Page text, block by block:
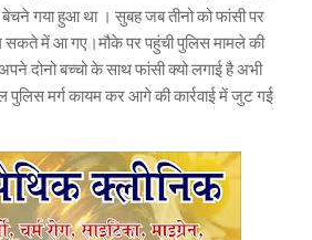
गया हुआ था । सुबह जब तीनो को फांसी पर
सकते में आ गए।मौके पर पहुंची पुलिस मामले की
दोनो बच्चो के साथ फांसी क्यो लगाई है अभी
पुलिस मर्ग कायम कर आगे की कार्रवाई में जुट गई